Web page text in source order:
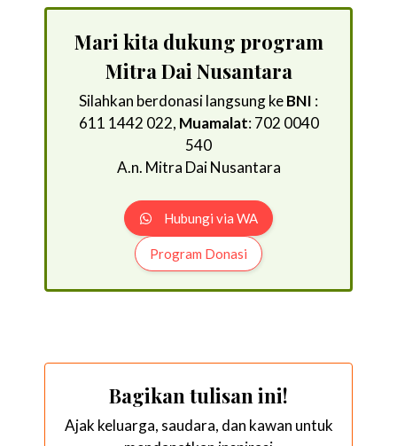
Mari kita dukung program
Mitra Dai Nusantara
Silahkan berdonasi langsung keBNI :
611 1442 022, Muamalat: 702 0040
540
A.n. Mitra Dai Nusantara
Hubungi via WA
Program Donasi
Bagikan tulisan ini!
Ajak keluarga, saudara, dan kawan untuk